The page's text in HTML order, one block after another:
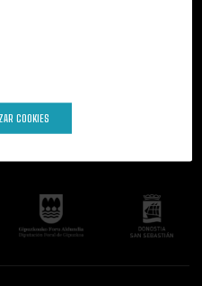
COOKIES